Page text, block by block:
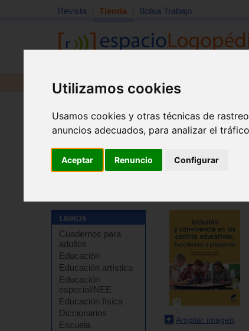
Utilizamos cookies
Usamos cookies y otras técnicas de
anuncios adecuados, para analizar el
Aceptar Renuncio Configurar
Revista Tienda Bolsa Trabajo
Revista Libros Material
Cuadernos para
adultos
Educación
Educación artística
Educación
especial/NEE
Educación física
Diccionarios
Escuela
Ampliar imagen